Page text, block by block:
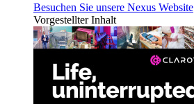
Besuchen Sie unsere Nexus Website
Vorgestellter Inhalt